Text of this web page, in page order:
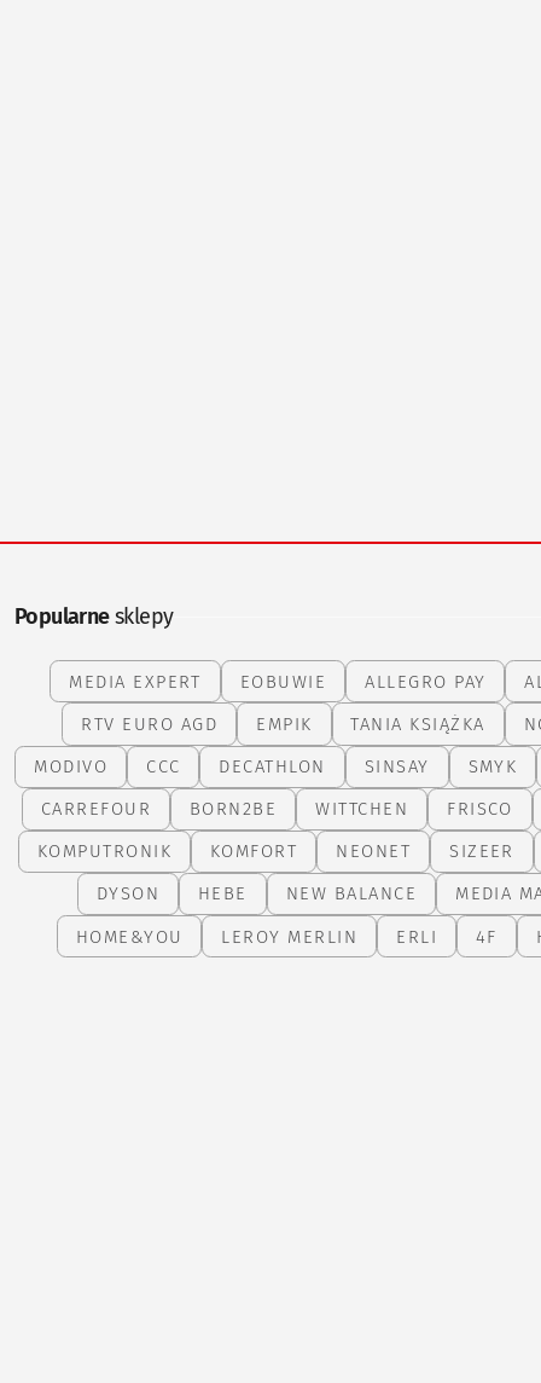
Popularnesklepy
MEDIA EXPERT EOBUWIE ALLEGRO PAY
RTV EURO AGD
EMPIK TANIA KSIĄŻKA
MODIVO
CCC DECATHLON SINSAY
SMYK
CARREFOUR
BORN2BE WITTCHEN
FRISCO
KOMPUTRONIK
KOMFORT NEONET
SIZEER
DYSON
HEBE NEW BALANCE
MEDIA
HOME&YOU
LEROY MERLIN ERLI 4F